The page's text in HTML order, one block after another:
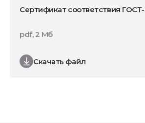
Сертификат соответствия
Скачать файл
pdf, 2 Мб